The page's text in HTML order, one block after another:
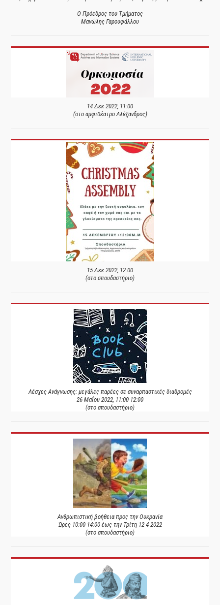
Ο Πρόεδρος του Τμήματος
Μανώλης Γαρουφάλλου
14 Δεκ 2022, 11:00
(στο αμφιθέατρο Αλέξανδρος)
15 Δεκ 2022, 12:00
(στο σπουδαστήριο)
Λέσχες Ανάγνωσης: μεγάλες παρέες σε συναρπαστικές διαδρομές
26 Μαΐου 2022, 11:00-12:00
(στο σπουδαστήριο)
Ανθρωπιστική βοήθεια προς την Ουκρανία
Ώρες 10:00-14:00 έως την Τρίτη 12-4-2022
(στο σπουδαστήριο)